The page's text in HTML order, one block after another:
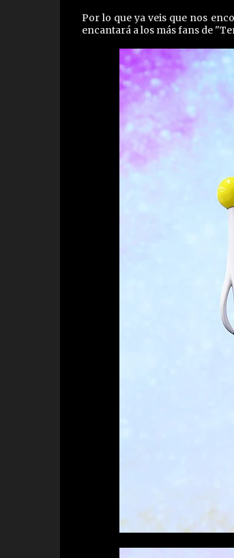
Por lo que ya veis que nos
encantará a los más fans de